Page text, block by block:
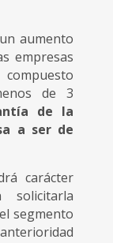
aumento
empresas
de 3
de la
a ser de
carácter
solicitarla
segmento